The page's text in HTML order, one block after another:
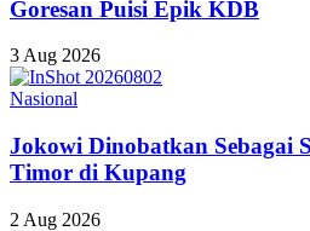
Goresan Puisi Epik KDB
3 Aug 2026
Nasional
Jokowi Dinobatkan Sebagai
Timor di Kupang
2 Aug 2026